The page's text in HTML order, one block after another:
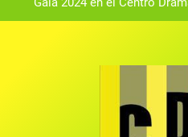
Textos
Gala del Centro
Gala 2024 en el Centro